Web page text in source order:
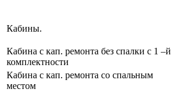
Кабины.
Кабина с кап. ремонта без спалки с 1 –й
комплектности
Кабина с кап. ремонта со спальным
местом